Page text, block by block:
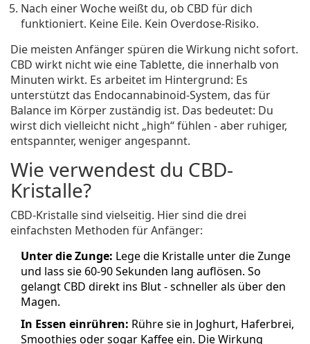
Nach einer Woche weißt du, ob CBD für dich
funktioniert. Keine Eile. Kein Overdose-Risiko.
Die meisten Anfänger spüren die Wirkung nicht sofort.
CBD wirkt nicht wie eine Tablette, die innerhalb von
Minuten wirkt. Es arbeitet im Hintergrund: Es
unterstützt das Endocannabinoid-System, das für
Balance im Körper zuständig ist. Das bedeutet: Du
wirst dich vielleicht nicht „high“ fühlen - aber ruhiger,
entspannter, weniger angespannt.
Wie verwendest du CBD-
Kristalle?
CBD-Kristalle sind vielseitig. Hier sind die drei
einfachsten Methoden für Anfänger:
Unter die Zunge: Lege die Kristalle unter die Zunge
und lass sie 60-90 Sekunden lang auflösen. So
gelangt CBD direkt ins Blut - schneller als über den
Magen.
In Essen einrühren: Rühre sie in Joghurt, Haferbrei,
Smoothies oder sogar Kaffee ein. Die Wirkung